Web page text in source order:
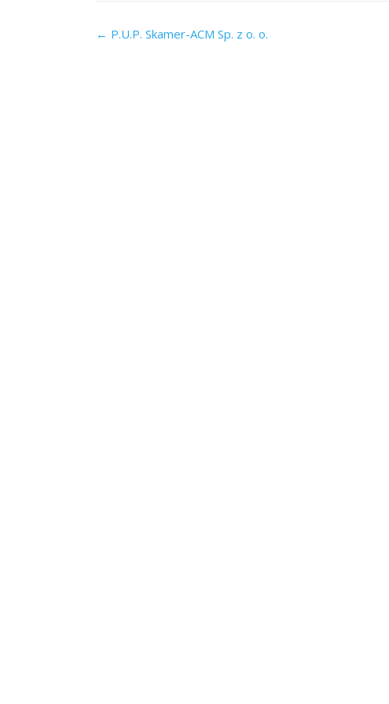
Post
← P.U.P. Skamer-ACM Sp. z o. o.